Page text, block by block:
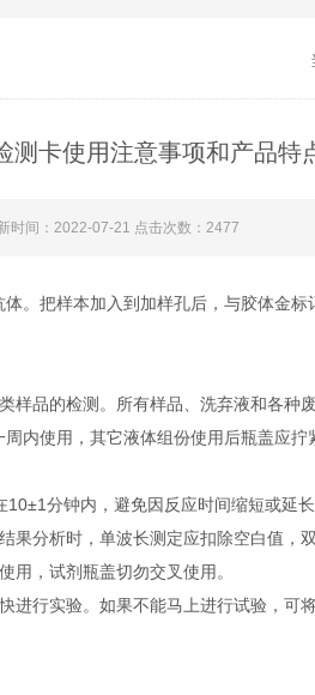
测卡使用注意事项和产品特
时间：2022-07-21 点击次数：2477
。把样本加入到加样孔后，与胶体金
品的检测。所有样品、洗弃液和各种废
使用，其它液体组份使用后瓶盖应拧
分钟内，避免因反应时间缩短或延长
分析时，单波长测定应扣除空白值，双
，试剂瓶盖切勿交叉使用。
行实验。如果不能马上进行试验，可